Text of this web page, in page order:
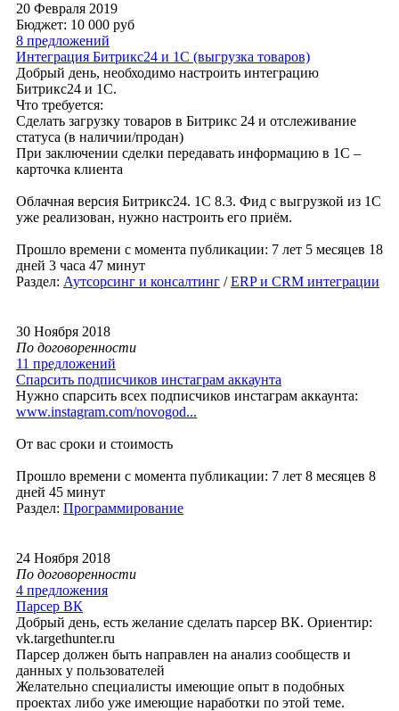
20 Февраля 2019
Бюджет: 10 000 руб
8 предложений
Интеграция Битрикс24 и 1C (выгрузка товаров)
Добрый день, необходимо настроить интеграцию
Битрикс24 и 1C.
Что требуется:
Сделать загрузку товаров в Битрикс 24 и отслеживание
статуса (в наличии/продан)
При заключении сделки передавать информацию в 1С –
карточка клиента
Облачная версия Битрикс24. 1С 8.3. Фид с выгрузкой из 1С
уже реализован, нужно настроить его приём.
Прошло времени с момента публикации: 7 лет 5 месяцев 18
дней 3 часа 47 минут
Раздел: Аутсорсинг и консалтинг /ERP и CRM интеграции
30 Ноября 2018
По договоренности
11 предложений
Спарсить подписчиков инстаграм аккаунта
Нужно спарсить всех подписчиков инстаграм аккаунта:
www.instagram.com/novogod...
От вас сроки и стоимость
Прошло времени с момента публикации: 7 лет 8 месяцев 8
дней 45 минут
Раздел: Программирование
24 Ноября 2018
По договоренности
4 предложения
Парсер ВК
Добрый день, есть желание сделать парсер ВК. Ориентир:
vk.targethunter.ru
Парсер должен быть направлен на анализ сообществ и
данных у пользователей
Желательно специалисты имеющие опыт в подобных
проектах либо уже имеющие наработки по этой теме.